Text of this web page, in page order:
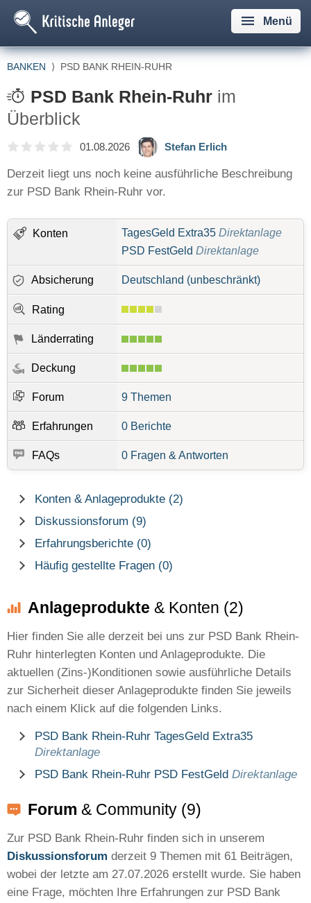
Menü
BANKEN ⟩ PSD BANK RHEIN-RUHR
PSD Bank Rhein-Ruhr im
Überblick
01.08.2026 Stefan Erlich
Derzeit liegt uns noch keine ausführliche Beschreibung
zur PSD Bank Rhein-Ruhr vor.
Konten TagesGeld Extra35 Direktanlage
PSD FestGeld Direktanlage
Absicherung Deutschland (unbeschränkt)
Rating
Länderrating
Deckung
Forum 9 Themen
Erfahrungen 0 Berichte
FAQs 0 Fragen & Antworten
Konten & Anlageprodukte (2)
Diskussionsforum (9)
Erfahrungsberichte (0)
Häufig gestellte Fragen (0)
Anlageprodukte & Konten (2)
Hier finden Sie alle derzeit bei uns zur PSD Bank Rhein-
Ruhr hinterlegten Konten und Anlageprodukte. Die
aktuellen (Zins-)Konditionen sowie ausführliche Details
zur Sicherheit dieser Anlageprodukte finden Sie jeweils
nach einem Klick auf die folgenden Links.
PSD Bank Rhein-Ruhr TagesGeld Extra35
Direktanlage
PSD Bank Rhein-Ruhr PSD FestGeld Direktanlage
Forum & Community (9)
Zur PSD Bank Rhein-Ruhr finden sich in unserem
Diskussionsforum derzeit 9 Themen mit 61 Beiträgen,
wobei der letzte am 27.07.2026 erstellt wurde. Sie haben
eine Frage, möchten Ihre Erfahrungen zur PSD Bank